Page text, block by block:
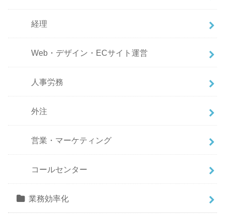
経理
Web・デザイン・ECサイト運営
人事労務
外注
営業・マーケティング
コールセンター
業務効率化